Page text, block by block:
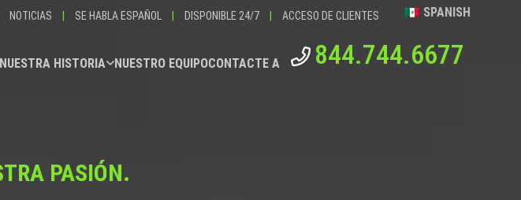
NOTICIAS | SE HABLA ESPAÑOL | DISPONIBLE 24/7 | ACCESO DE CLIENTES SPANISH
HISTORIA NUESTRO EQUIPOCONTACTE A 844.744.6677
PASIÓN.